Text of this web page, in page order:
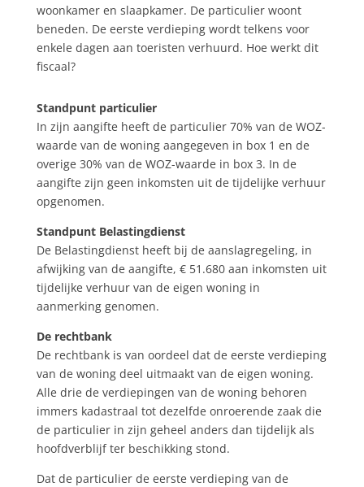
woonkamer en slaapkamer. De particulier woont
beneden. De eerste verdieping wordt telkens voor
enkele dagen aan toeristen verhuurd. Hoe werkt dit
fiscaal?
Standpunt particulier
In zijn aangifte heeft de particulier 70% van de WOZ-
waarde van de woning aangegeven in box 1 en de
overige 30% van de WOZ-waarde in box 3. In de
aangifte zijn geen inkomsten uit de tijdelijke verhuur
opgenomen.
Standpunt Belastingdienst
De Belastingdienst heeft bij de aanslagregeling, in
afwijking van de aangifte, € 51.680 aan inkomsten uit
tijdelijke verhuur van de eigen woning in
aanmerking genomen.
De rechtbank
De rechtbank is van oordeel dat de eerste verdieping
van de woning deel uitmaakt van de eigen woning.
Alle drie de verdiepingen van de woning behoren
immers kadastraal tot dezelfde onroerende zaak die
de particulier in zijn geheel anders dan tijdelijk als
hoofdverblijf ter beschikking stond.
Dat de particulier de eerste verdieping van de